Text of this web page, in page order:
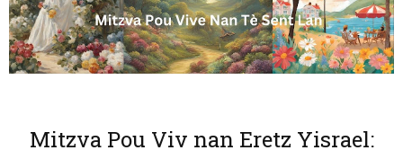
Mitzva Pou Viv nan Eretz Yisrael: